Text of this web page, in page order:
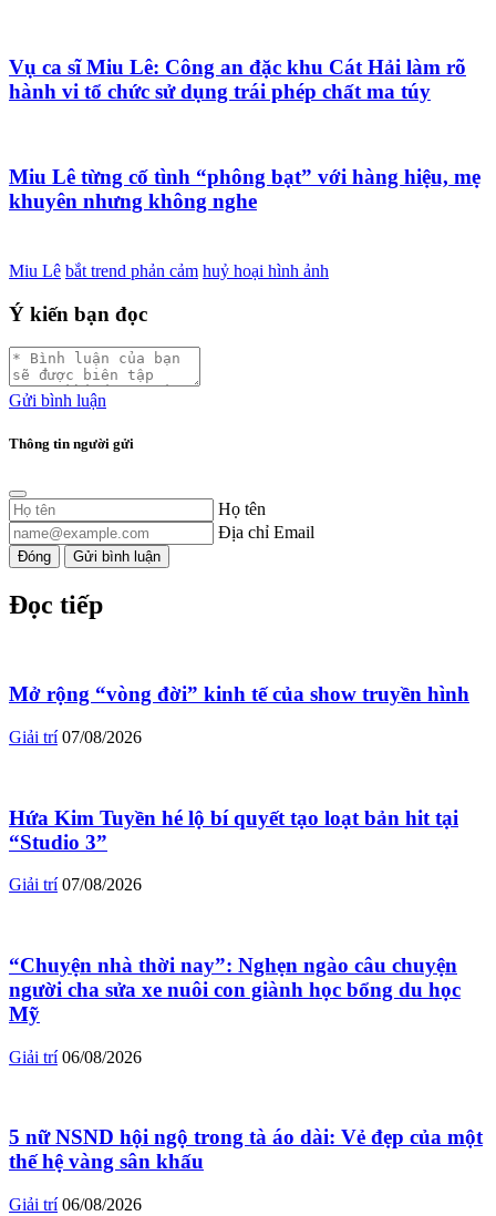
Vụ ca sĩ Miu Lê: Công an đặc khu Cát Hải làm rõ
hành vi tổ chức sử dụng trái phép chất ma túy
Miu Lê từng cố tình “phông bạt” với hàng hiệu, mẹ
khuyên nhưng không nghe
Miu Lê bắt trend phản cảm huỷ hoại hình ảnh
Ý kiến bạn đọc
Gửi bình luận
Thông tin người gửi
Họ tên
Địa chỉ Email
Đóng Gửi bình luận
Đọc tiếp
Mở rộng “vòng đời” kinh tế của show truyền hình
Giải trí 07/08/2026
Hứa Kim Tuyền hé lộ bí quyết tạo loạt bản hit tại
“Studio 3”
Giải trí 07/08/2026
“Chuyện nhà thời nay”: Nghẹn ngào câu chuyện
người cha sửa xe nuôi con giành học bổng du học
Mỹ
Giải trí 06/08/2026
5 nữ NSND hội ngộ trong tà áo dài: Vẻ đẹp của một
thế hệ vàng sân khấu
Giải trí 06/08/2026